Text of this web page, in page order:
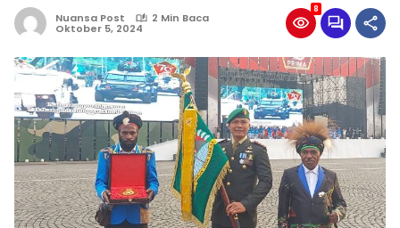
Nuansa Post 2 Min Baca
Oktober 5, 2024
8